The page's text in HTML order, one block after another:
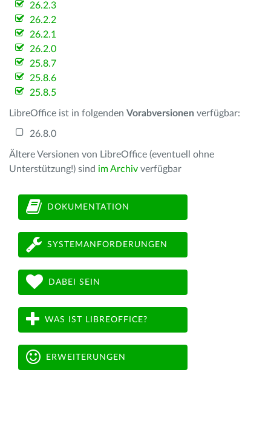
26.2.3
26.2.2
26.2.1
26.2.0
25.8.7
25.8.6
25.8.5
LibreOffice ist in folgenden Vorabversionen verfügbar:
26.8.0
Ältere Versionen von LibreOffice (eventuell ohne
Unterstützung!) sind im Archiv verfügbar
DOKUMENTATION
SYSTEMANFORDERUNGEN
DABEI SEIN
WAS IST LIBREOFFICE?
ERWEITERUNGEN